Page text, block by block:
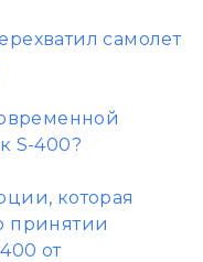
самолет
S-400?
которая
принятии
от